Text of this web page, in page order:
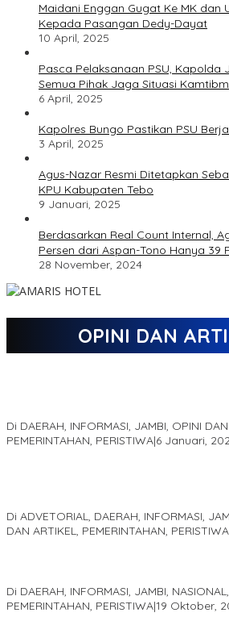
Maidani Enggan Gugat Ke MK dan
Kepada Pasangan Dedy-Dayat
10 April, 2025
Pasca Pelaksanaan PSU, Kapolda
Semua Pihak Jaga Situasi
6 April, 2025
Kapolres Bungo Pastikan PSU
3 April, 2025
Agus-Nazar Resmi Ditetapkan
KPU Kabupaten Tebo
9 Januari, 2025
Berdasarkan Real Count Internal,
Persen dari Aspan-Tono Hanya 39
28 November, 2024
OPINI DAN
Di DAERAH, INFORMASI, JAMBI, OPINI
PEMERINTAHAN, PERISTIWA|6 Januari,
Di ADVETORIAL, DAERAH, INFORMASI,
DAN ARTIKEL, PEMERINTAHAN, PERISTIWA
Di DAERAH, INFORMASI, JAMBI,
PEMERINTAHAN, PERISTIWA|19 Oktober,